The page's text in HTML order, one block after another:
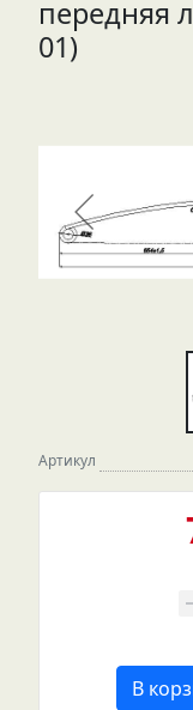
передняя
01)
Артикул
В